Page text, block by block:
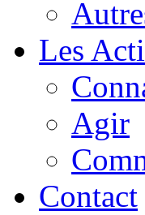
Les
Agir
Contact